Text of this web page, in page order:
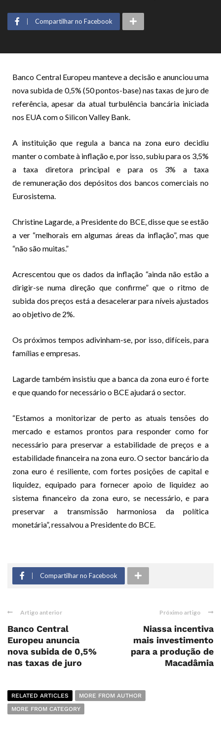
Compartilhar no Facebook
Banco Central Europeu manteve a decisão e anunciou uma
nova subida de 0,5% (50 pontos-base) nas taxas de juro de
referência, apesar da atual turbulência bancária iniciada
nos EUA com o Silicon Valley Bank.
A instituição que regula a banca na zona euro decidiu
manter o combate à inflação e, por isso, subiu para os 3,5%
a taxa diretora principal e para os 3% a taxa
de remuneração dos depósitos dos bancos comerciais no
Eurosistema.
Christine Lagarde, a Presidente do BCE, disse que se estão
a ver “melhorais em algumas áreas da inflação”, mas que
“não são muitas.”
Acrescentou que os dados da inflação “ainda não estão a
dirigir-se numa direção que confirme” que o ritmo de
subida dos preços está a desacelerar para níveis ajustados
ao objetivo de 2%.
Os próximos tempos adivinham-se, por isso, difíceis, para
famílias e empresas.
Lagarde também insistiu que a banca da zona euro é forte
e que quando for necessário o BCE ajudará o sector.
“Estamos a monitorizar de perto as atuais tensões do
mercado e estamos prontos para responder como for
necessário para preservar a estabilidade de preços e a
estabilidade financeira na zona euro. O sector bancário da
zona euro é resiliente, com fortes posições de capital e
liquidez, equipado para fornecer apoio de liquidez ao
sistema financeiro da zona euro, se necessário, e para
preservar a transmissão harmoniosa da política
monetária”, ressalvou a Presidente do BCE.
Compartilhar no Facebook
Artigo anterior
Banco Central
Europeu anuncia
nova subida de 0,5%
nas taxas de juro
Próximo artigo
Niassa incentiva
mais investimento
para a produção de
Macadâmia
RELATED ARTICLES
MORE FROM AUTHOR
MORE FROM CATEGORY